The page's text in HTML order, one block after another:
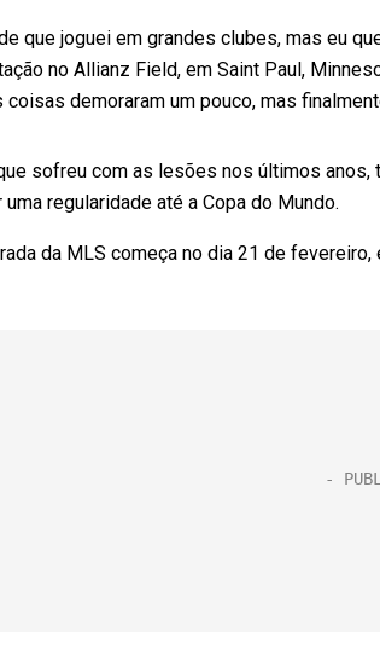
que joguei em grandes clubes, mas eu
no Allianz Field, em Saint Paul,
coisas demoraram um pouco, mas
sofreu com as lesões nos últimos anos,
uma regularidade até a Copa do Mundo.
da MLS começa no dia 21 de